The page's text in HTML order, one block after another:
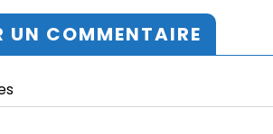
UN COMMENTAIRE